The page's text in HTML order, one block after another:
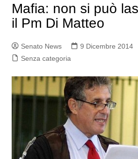
Mafia: non si può
il Pm Di Matteo
Senato News
9 Dicembre 2014
Senza categoria